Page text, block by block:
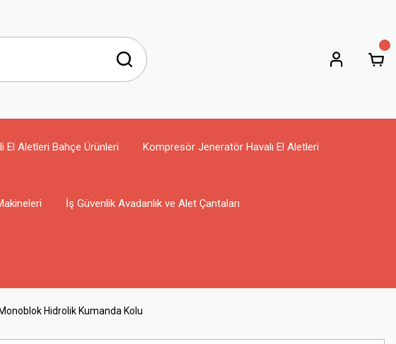
El Aletleri Bahçe Ürünleri Kompresör Jeneratör Havalı El Aletleri
İş Güvenlik Avadanlık ve Alet Çantaları
Hidrolik Kumanda Kolu